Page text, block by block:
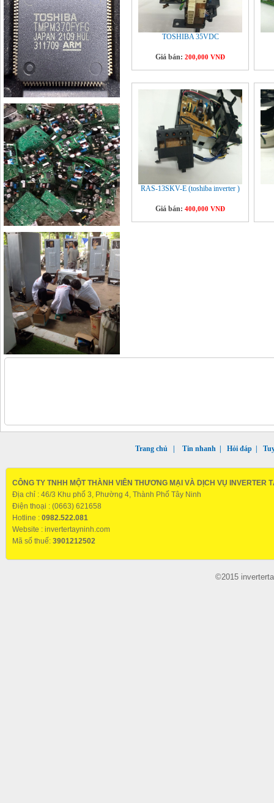
TOSHIBA 35VDC
Giá bán: 200,000 VNĐ
RAS-13SKV-E (toshiba inverter )
Giá bán: 400,000 VNĐ
Trang chủ Tin nhanh Hỏi đáp
CÔNG TY TNHH MỘT THÀNH VIÊN THƯƠNG MẠI VÀ DỊCH VỤ INVERTER
Địa chỉ : 46/3 Khu phố 3, Phường 4, Thành Phố Tây Ninh
Điện thoại : (0663) 621658
Hotline : 0982.522.081
Website : invertertayninh.com
Mã số thuế: 3901212502
©2015